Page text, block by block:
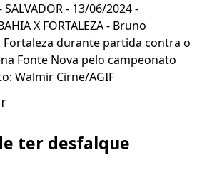
SALVADOR - 13/06/2024 -
X FORTALEZA - Bruno
Fortaleza durante partida contra o
Fonte Nova pelo campeonato
Walmir Cirne/AGIF
ter desfalque